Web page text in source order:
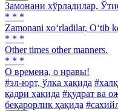
Замонани хўрладилар,
* * *
Zamonani xo‘rladilar, O‘tib
* * *
Other times other manners.
* * *
О времена, о нравы!
#эл-юрт, ўлка ҳақида
қадри ҳақида #қудрат ва
беқарорлик ҳақида